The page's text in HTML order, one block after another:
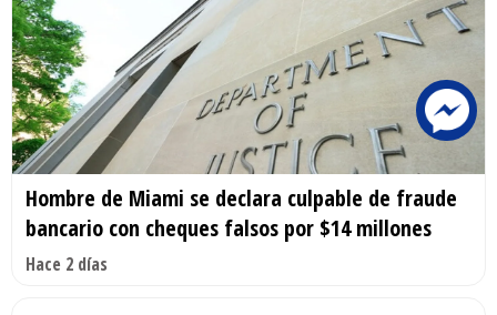
Hombre de Miami se declara culpable de fraude
bancario con cheques falsos por $14 millones
Hace 2 días